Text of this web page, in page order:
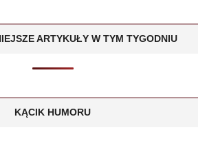
ARTYKUŁY W TYM TYGODNIU
KĄCIK HUMORU